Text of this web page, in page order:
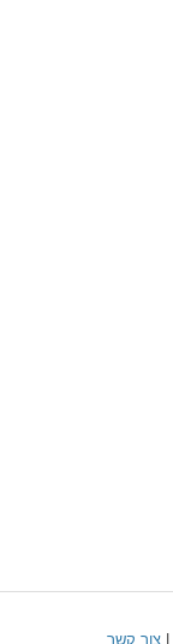
צור קשר